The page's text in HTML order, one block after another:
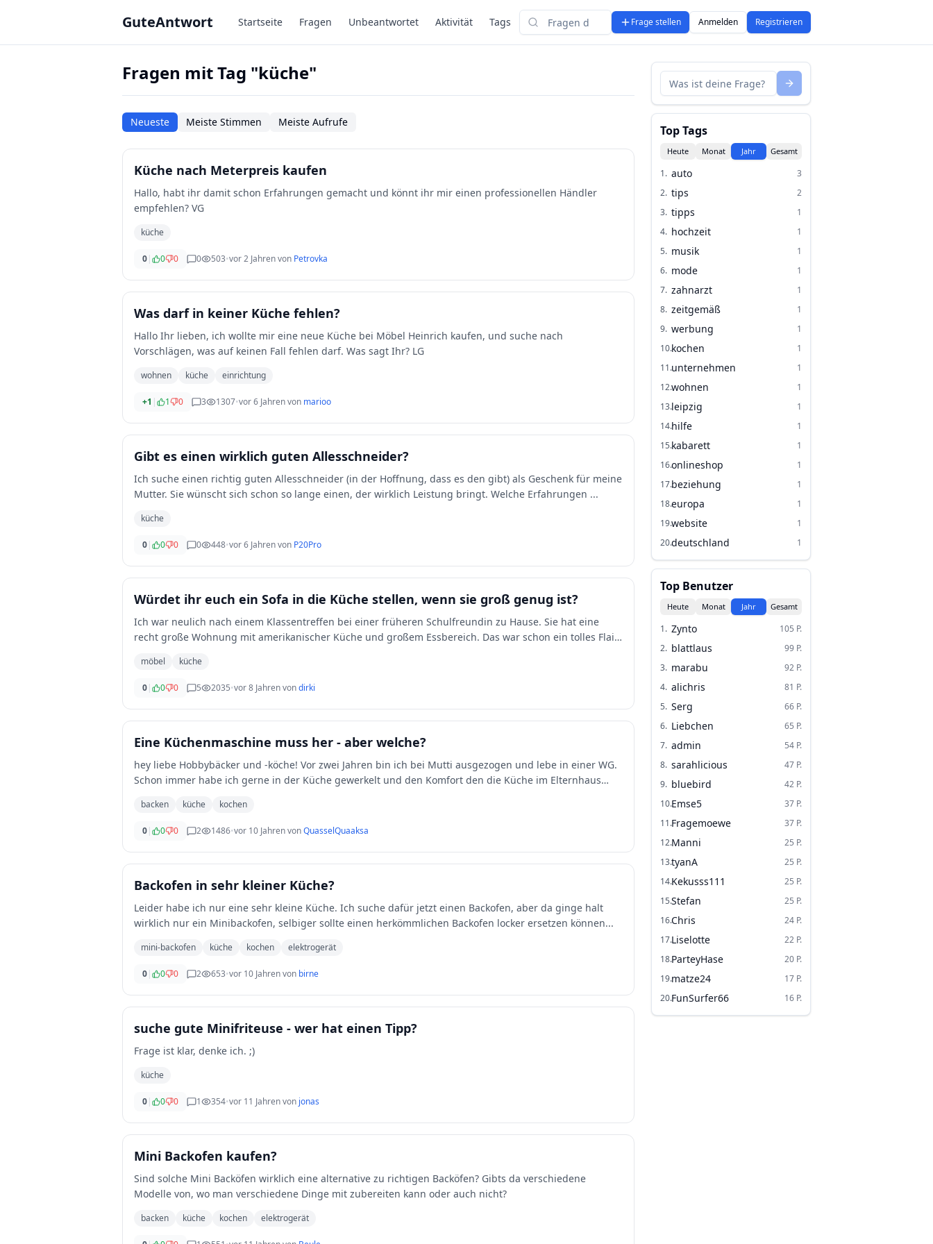
GuteAntwort Startseite Fragen Unbeantwortet Aktivität Tags
Suchen
Frage stellen Anmelden Registrieren
Fragen mit Tag "küche"
Neueste Meiste Stimmen Meiste Aufrufe
Küche nach Meterpreis kaufen
Hallo, habt ihr damit schon Erfahrungen gemacht und könnt ihr mir einen professionellen Händler
empfehlen? VG
küche
0| 0 0 0 503•vor 2 Jahrenvon Petrovka
Was darf in keiner Küche fehlen?
Hallo Ihr lieben, ich wollte mir eine neue Küche bei Möbel Heinrich kaufen, und suche nach
Vorschlägen, was auf keinen Fall fehlen darf. Was sagt Ihr? LG
wohnen küche einrichtung
+1 | 1 0 3 1307•vor 6 Jahrenvon marioo
Gibt es einen wirklich guten Allesschneider?
Ich suche einen richtig guten Allesschneider (in der Hoffnung, dass es den gibt) als Geschenk für meine
Mutter. Sie wünscht sich schon so lange einen, der wirklich Leistung bringt. Welche Erfahrungen ...
küche
0| 0 0 0 448•vor 6 Jahrenvon P20Pro
Würdet ihr euch ein Sofa in die Küche stellen, wenn sie groß genug ist?
Ich war neulich nach einem Klassentreffen bei einer früheren Schulfreundin zu Hause. Sie hat eine
recht große Wohnung mit amerikanischer Küche und großem Essbereich. Das war schon ein tolles Flair
möbel küche
0| 0 0 5 2035•vor 8 Jahrenvondirki
Eine Küchenmaschine muss her - aber welche?
hey liebe Hobbybäcker und -köche! Vor zwei Jahren bin ich bei Mutti ausgezogen und lebe in einer WG.
Schon immer habe ich gerne in der Küche gewerkelt und den Komfort den die Küche im Elternhaus
backen küche kochen
0| 0 0 2 1486•vor 10 JahrenvonQuasselQuaaksa
Backofen in sehr kleiner Küche?
Leider habe ich nur eine sehr kleine Küche. Ich suche dafür jetzt einen Backofen, aber da ginge halt
wirklich nur ein Minibackofen, selbiger sollte einen herkömmlichen Backofen locker ersetzen können...
mini-backofen küche kochen elektrogerät
0| 0 0 2 653•vor 10 Jahrenvon birne
suche gute Minifriteuse - wer hat einen Tipp?
Frage ist klar, denke ich. ;)
küche
0| 0 0 1 354•vor 11 Jahrenvon jonas
Mini Backofen kaufen?
Sind solche Mini Backöfen wirklich eine alternative zu richtigen Backöfen? Gibts da verschiedene
Modelle von, wo man verschiedene Dinge mit zubereiten kann oder auch nicht?
backen küche kochen elektrogerät
Top Tags
Heute Monat Jahr Gesamt
1. auto
3
2. tips
2
3. tipps
1
4. hochzeit
1
5. musik
1
6. mode
1
7. zahnarzt
1
8. zeitgemäß
1
9. werbung
1
10.kochen
1
11.unternehmen
1
12.wohnen
1
13.leipzig
1
14.hilfe
1
15.kabarett
1
16.onlineshop
1
17.beziehung
1
18.europa
1
19.website
1
20.deutschland 1
Top Benutzer
Heute Monat Jahr Gesamt
1. Zynto 105 P.
2. blattlaus 99 P.
3. marabu 92 P.
4. alichris 81 P.
5. Serg 66 P.
6. Liebchen 65 P.
7. admin 54 P.
8. sarahlicious 47 P.
9. bluebird 42 P.
10.Emse5 37 P.
11.Fragemoewe 37 P.
12.Manni 25 P.
13.tyanA 25 P.
14.Kekusss111 25 P.
15.Stefan 25 P.
16.Chris 24 P.
17.Liselotte 22 P.
18.ParteyHase 20 P.
19.matze24 17 P.
20.FunSurfer66 16 P.